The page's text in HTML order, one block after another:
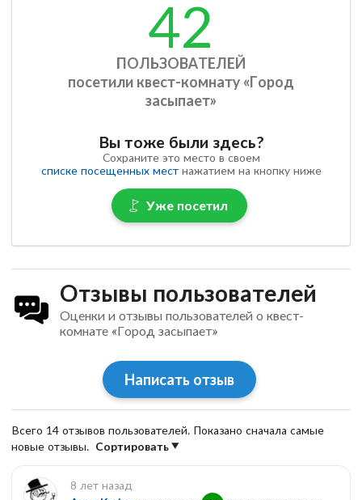
42
ПОЛЬЗОВАТЕЛЕЙ
посетили квест-комнату «Город
засыпает»
Вы тоже были здесь?
Сохраните это место в своем
списке посещенных местнажатием на кнопку ниже
Уже посетил
Отзывы пользователей
Оценки и отзывы пользователей о квест-
комнате «Город засыпает»
Написать отзыв
Всего 14 отзывов пользователей. Показано сначала самые
новые отзывы. Сортировать
8 лет назад